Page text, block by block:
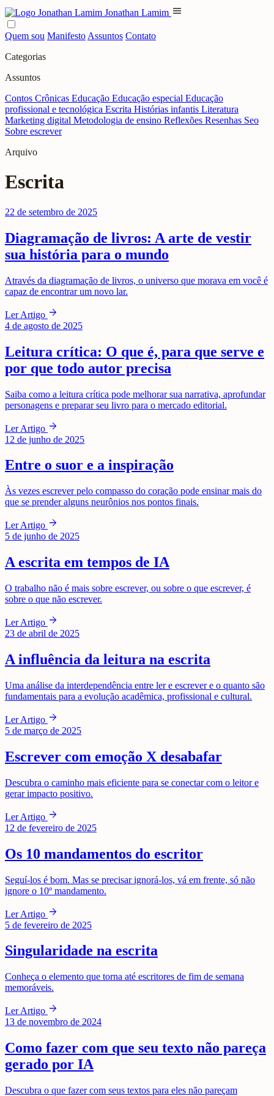
Jonathan Lamim menu
Quem sou Manifesto Assuntos Contato
Categorias
Assuntos
Contos Crônicas Educação Educação especial Educação
profissional e tecnológica Escrita Histórias infantis Literatura
Marketing digital Metodologia de ensino Reflexões Resenhas Seo
Sobre escrever
Arquivo
Escrita
22 de setembro de 2025
Diagramação de livros: A arte de vestir
sua história para o mundo
Através da diagramação de livros, o universo que morava em você é
capaz de encontrar um novo lar.
Ler Artigo arrow_forward
4 de agosto de 2025
Leitura crítica: O que é, para que serve e
por que todo autor precisa
Saiba como a leitura crítica pode melhorar sua narrativa, aprofundar
personagens e preparar seu livro para o mercado editorial.
Ler Artigo arrow_forward
12 de junho de 2025
Entre o suor e a inspiração
Às vezes escrever pelo compasso do coração pode ensinar mais do
que se prender alguns neurônios nos pontos finais.
Ler Artigo arrow_forward
5 de junho de 2025
A escrita em tempos de IA
O trabalho não é mais sobre escrever, ou sobre o que escrever, é
sobre o que não escrever.
Ler Artigo arrow_forward
23 de abril de 2025
A influência da leitura na escrita
Uma análise da interdependência entre ler e escrever e o quanto são
fundamentais para a evolução acadêmica, profissional e cultural.
Ler Artigo arrow_forward
5 de março de 2025
Escrever com emoção X desabafar
Descubra o caminho mais eficiente para se conectar com o leitor e
gerar impacto positivo.
Ler Artigo arrow_forward
12 de fevereiro de 2025
Os 10 mandamentos do escritor
Seguí-los é bom. Mas se precisar ignorá-los, vá em frente, só não
ignore o 10º mandamento.
Ler Artigo arrow_forward
5 de fevereiro de 2025
Singularidade na escrita
Conheça o elemento que torna até escritores de fim de semana
memoráveis.
Ler Artigo arrow_forward
13 de novembro de 2024
Como fazer com que seu texto não pareça
gerado por IA
Descubra o que fazer com seus textos para eles não pareçam